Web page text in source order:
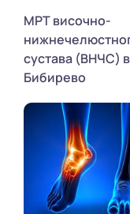
МРТ височно-
сустава (ВНЧС) в
Бибирево